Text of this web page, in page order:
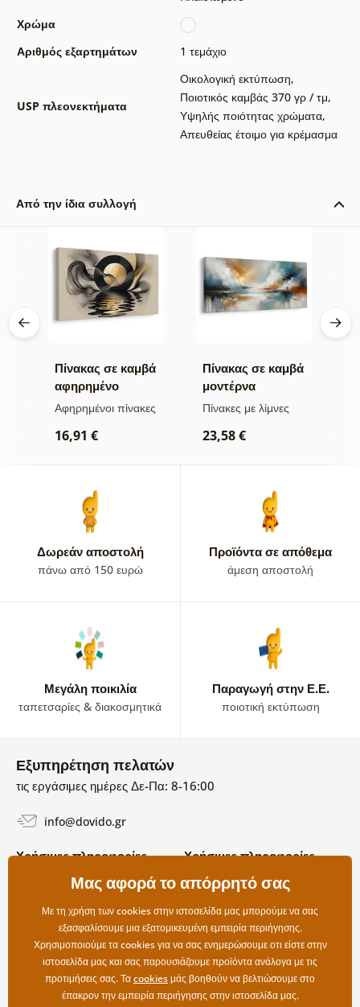
Χρώμα
Αριθμός εξαρτημάτων
1 τεμάχιο
USP πλεονεκτήματα
Οικολογική εκτύπωση,
Ποιοτικός καμβάς 370 γρ / τμ,
Υψηλής ποιότητας χρώματα,
Απευθείας έτοιμο για κρέμασμα
Από την ίδια συλλογή
Πίνακας σε καμβά
αφηρημένο
φεγγάρι κοντά στο
Αφηρημένοι πίνακες
16,91 €
Πίνακας σε καμβά
μοντέρνα
αφαίρεση με φύση
Πίνακες με λίμνες
23,58 €
Δωρεάν αποστολή
πάνω από 150 ευρώ
Προϊόντα σε απόθεμα
άμεση αποστολή
Μεγάλη ποικιλία
ταπετσαρίες & διακοσμητικά
Παραγωγή στην Ε.Ε.
ποιοτική εκτύπωση
Εξυπηρέτηση πελατών
τις εργάσιμες ημέρες Δε-Πα: 8-16:00
info@dovido.gr
Χρήσιμες πληροφορίες
Όροι χρήσης και επιστροφών
Επιλογές αποστολής και
πληρωμής
Επιστροφές
Χρήσιμες πληροφορίες
Σχετικά με εμάς
Συχνές Ερωτήσεις
Επικοινωνία
Μας αφορά το απόρρητό σας
Με τη χρήση των cookies στην ιστοσελίδα μας μπορούμε να σας
εξασφαλίσουμε μια εξατομικευμένη εμπειρία περιήγησης.
Χρησιμοποιούμε τα cookies για να σας ενημερώσουμε οτι είστε στην
ιστοσελίδα μας και σας παρουσιάζουμε προϊόντα ανάλογα με τις
προτιμήσεις σας. Ταcookiesμάς βοηθούν να βελτιώσουμε στο
έπακρον την εμπειρία περιήγησης στην ιστοσελίδα μας.